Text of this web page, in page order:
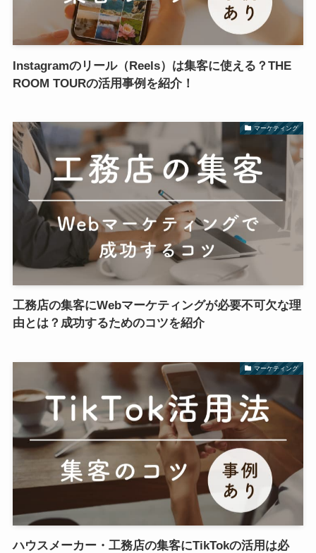
Instagramのリール（Reels）は集客に使える？THE
ROOM TOURの活用事例を紹介！
マーケティング
工務店の集客にWebマーケティングが必要不可欠な理
由とは？成功するためのコツを紹介
マーケティング
ハウスメーカー・工務店の集客にTikTokの活用は必